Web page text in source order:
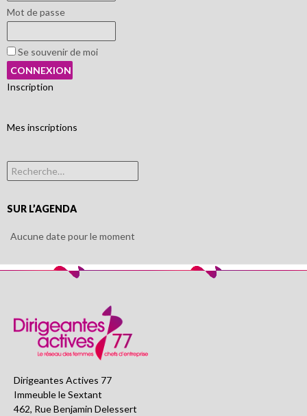
Mot de passe
Se souvenir de moi
Inscription
Mes inscriptions
Rechercher :
SUR L’AGENDA
Aucune date pour le moment
Dirigeantes Actives 77
Immeuble le Sextant
462, Rue Benjamin Delessert